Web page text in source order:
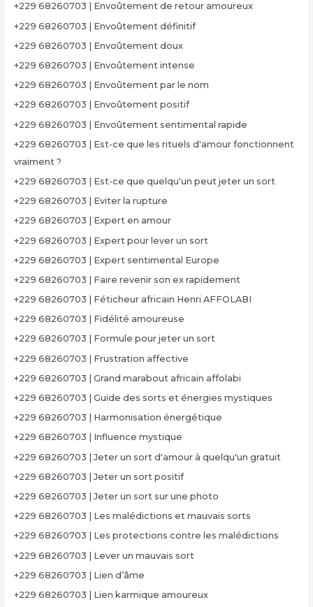
+229 68260703 | Envoûtement de retour amoureux
+229 68260703 | Envoûtement définitif
+229 68260703 | Envoûtement doux
+229 68260703 | Envoûtement intense
+229 68260703 | Envoûtement par le nom
+229 68260703 | Envoûtement positif
+229 68260703 | Envoûtement sentimental rapide
+229 68260703 | Est-ce que les rituels d'amour fonctionnent
vraiment ?
+229 68260703 | Est-ce que quelqu'un peut jeter un sort
+229 68260703 | Eviter la rupture
+229 68260703 | Expert en amour
+229 68260703 | Expert pour lever un sort
+229 68260703 | Expert sentimental Europe
+229 68260703 | Faire revenir son ex rapidement
+229 68260703 | Féticheur africain Henri AFFOLABI
+229 68260703 | Fidélité amoureuse
+229 68260703 | Formule pour jeter un sort
+229 68260703 | Frustration affective
+229 68260703 | Grand marabout africain affolabi
+229 68260703 | Guide des sorts et énergies mystiques
+229 68260703 | Harmonisation énergétique
+229 68260703 | Influence mystique
+229 68260703 | Jeter un sort d'amour à quelqu'un gratuit
+229 68260703 | Jeter un sort positif
+229 68260703 | Jeter un sort sur une photo
+229 68260703 | Les malédictions et mauvais sorts
+229 68260703 | Les protections contre les malédictions
+229 68260703 | Lever un mauvais sort
+229 68260703 | Lien d’âme
+229 68260703 | Lien karmique amoureux